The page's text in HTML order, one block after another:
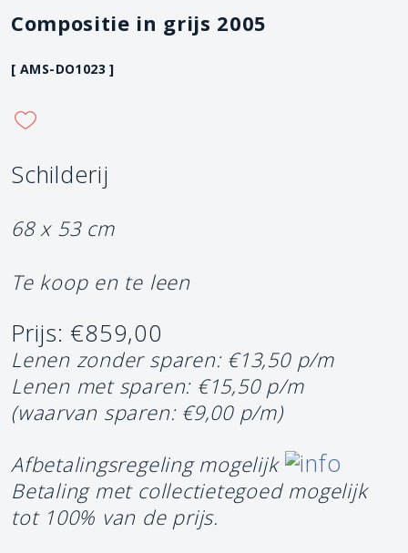
Compositie in grijs 2005
[ AMS-DO1023 ]
Schilderij
68 x 53 cm
Te koop en te leen
Prijs: €859,00
Lenen zonder sparen: €13,50 p/m
Lenen met sparen: €15,50 p/m
(waarvan sparen: €9,00 p/m)
Afbetalingsregeling mogelijk
Betaling met collectietegoed mogelijk
tot 100% van de prijs.